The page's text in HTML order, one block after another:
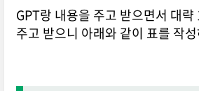
GPT랑 내용을 주고 받으면서 대
주고 받으니 아래와 같이 표를 작